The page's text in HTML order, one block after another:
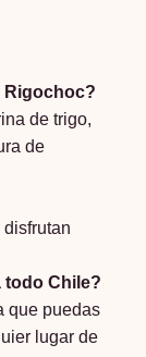
Rigochoc?
de trigo,
de
todo Chile?
que puedas
lugar de